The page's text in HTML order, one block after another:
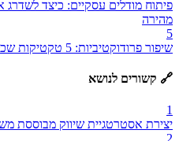
פיתוח מודלים עסקיים: כיצד
מהירה
5
שיפור פרודוקטיביות: 5 טקטיקות שכל בעל עסק קטן ובינוני חייב להכיר!
🔗 קשורים לנושא
1
יצירת אסטרטגיית שיווק מבוססת
2